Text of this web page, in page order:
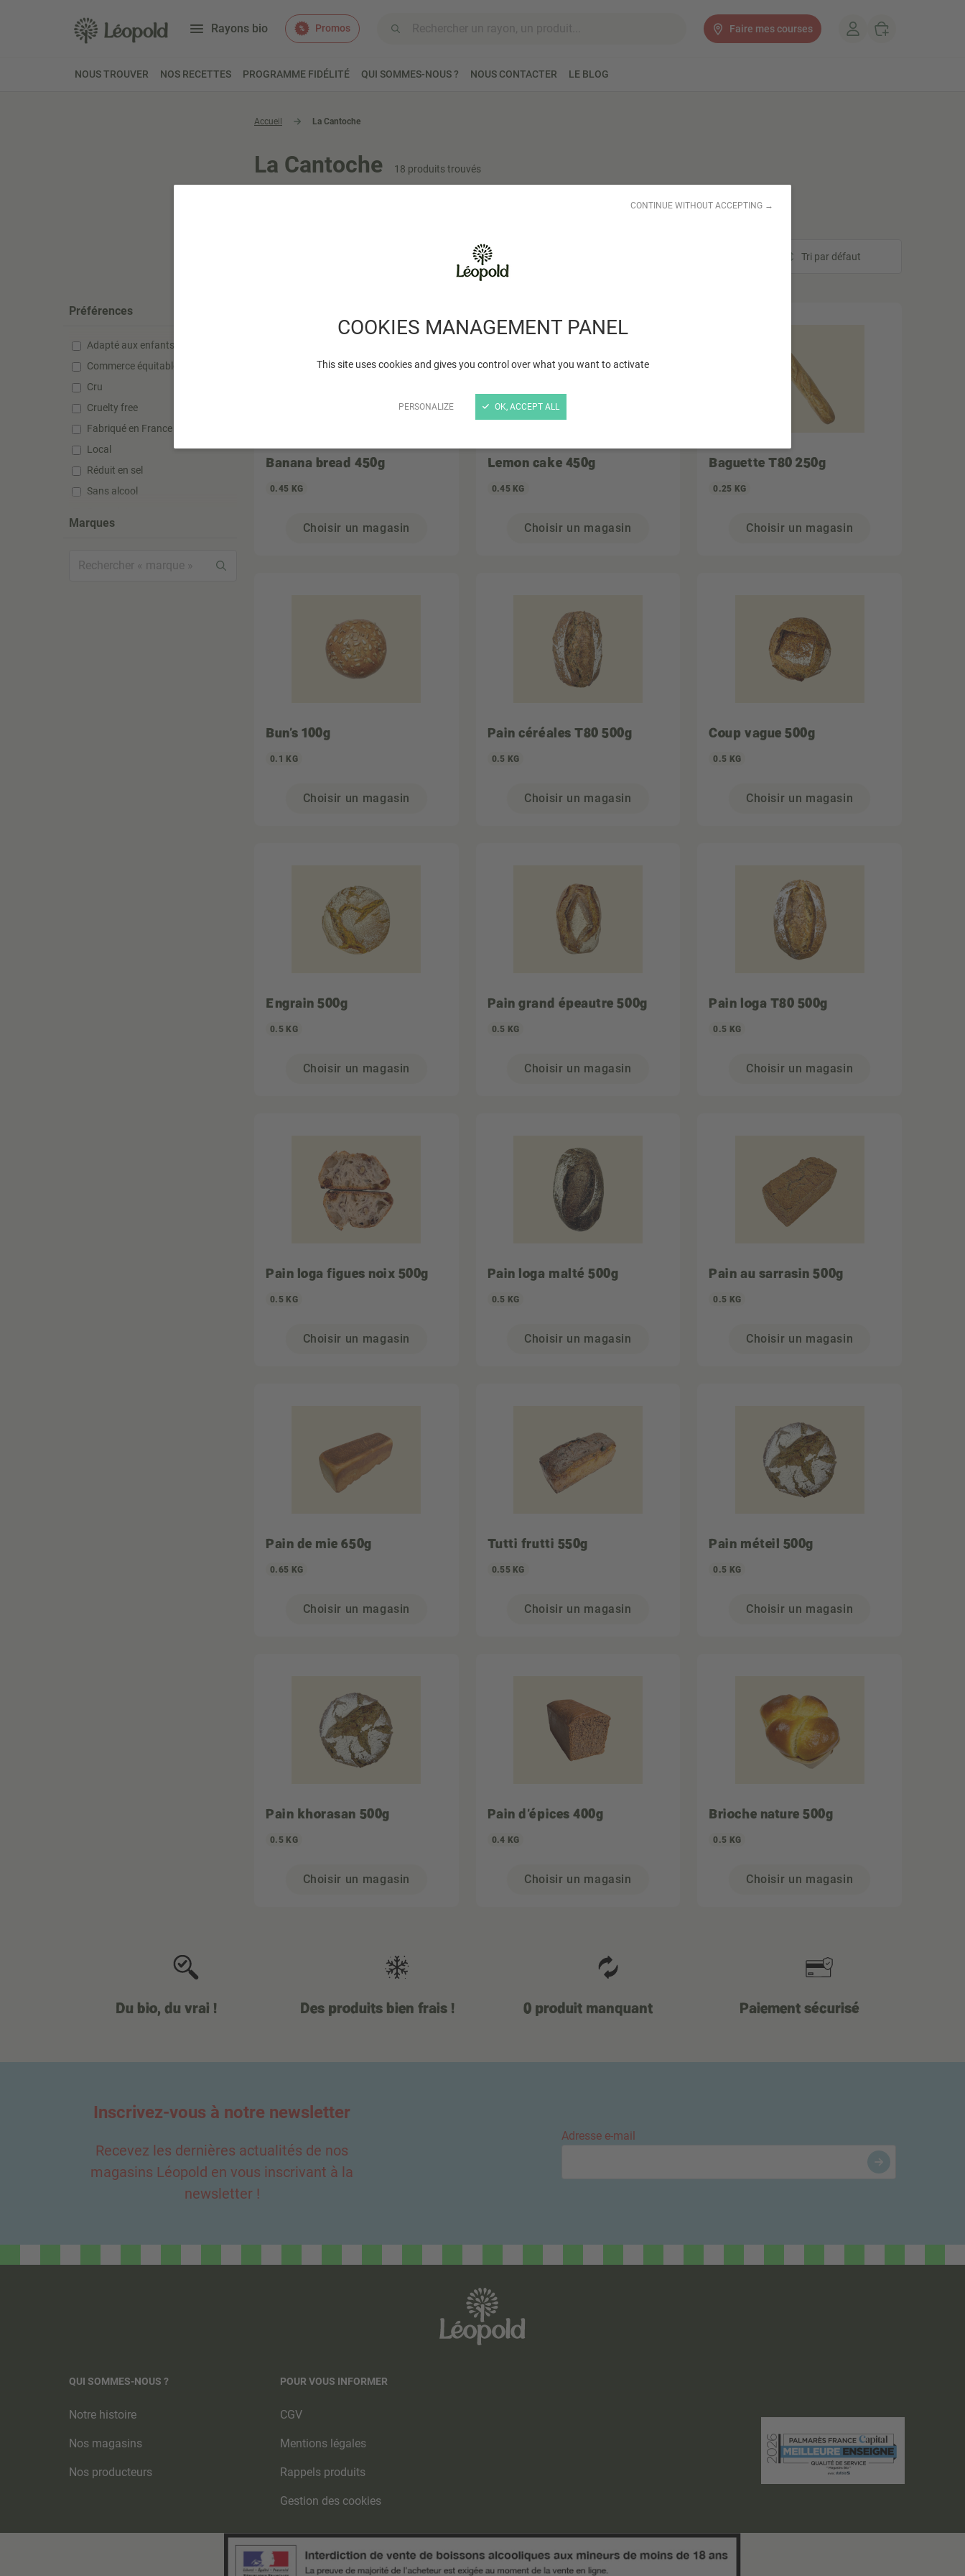
COOKIES MANAGEMENT PANEL
This site uses cookies and gives you control over what you want to activate
PERSONALIZE
CONTINUE WITHOUT ACCEPTING →
OK, ACCEPT ALL
Rayons bio
NOUS TROUVER NOS RECETTES PROGRAMME FIDÉLITÉ QUI SOMMES-NOUS ? NOUS CONTACTER LE BLOG
Promos Faire mes courses
Accueil La Cantoche
La Cantoche 18 produits trouvés
Merci de bien préciser en commentaire la date à laquelle vous souhaitez récupérer votre commande !
Tri par défaut
Préférences
Adapté aux enfants
Commerce équitable
Cru
Cruelty free
Fabriqué en France
Local
Réduit en sel
Sans alcool
Sans huile de palme
Marques
Banana bread 450g
0.45 KG
Choisir un magasin
Lemon cake 450g
0.45 KG
Choisir un magasin
Baguette T80 250g
0.25 KG
Choisir un magasin
Bun's 100g
0.1 KG
Choisir un magasin
Pain céréales T80 500g
0.5 KG
Choisir un magasin
Coup vague 500g
0.5 KG
Choisir un magasin
Engrain 500g
0.5 KG
Choisir un magasin
Pain grand épeautre 500g
0.5 KG
Choisir un magasin
Pain loga T80 500g
0.5 KG
Choisir un magasin
Pain loga figues noix 500g
0.5 KG
Choisir un magasin
Pain loga malté 500g
0.5 KG
Choisir un magasin
Pain au sarrasin 500g
0.5 KG
Choisir un magasin
Pain de mie 650g
0.65 KG
Choisir un magasin
Tutti frutti 550g
0.55 KG
Choisir un magasin
Pain méteil 500g
0.5 KG
Choisir un magasin
Pain khorasan 500g
0.5 KG
Choisir un magasin
Pain d'épices 400g
0.4 KG
Choisir un magasin
Brioche nature 500g
0.5 KG
Choisir un magasin
Du bio, du vrai ! Des produits bien frais ! 0 produit manquant Paiement sécurisé
Inscrivez-vous à notre newsletter
Recevez les dernières actualités de nos
magasins Léopold en vous inscrivant à la
newsletter !
Adresse e-mail
QUI SOMMES-NOUS ?
Notre histoire
Nos magasins
Nos producteurs
POUR VOUS INFORMER
CGV
Mentions légales
Rappels produits
Gestion des cookies